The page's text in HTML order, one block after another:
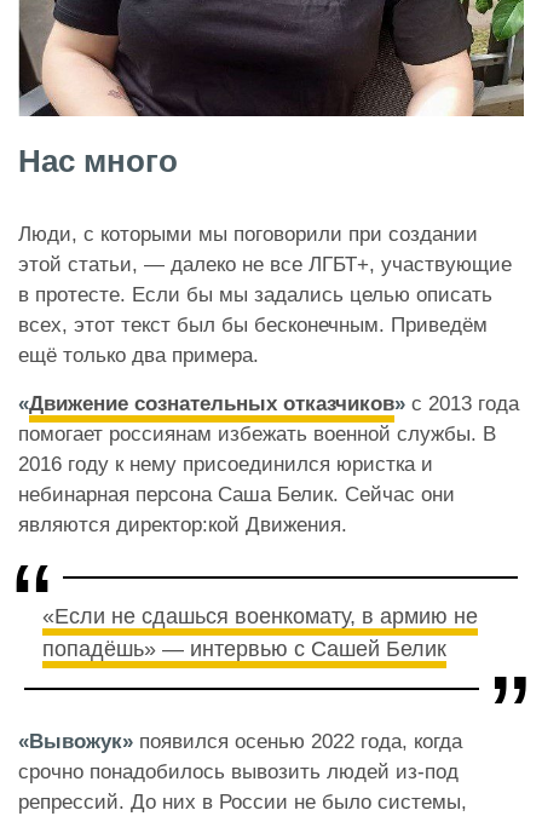
Нас много
Люди, с которыми мы поговорили при создании
этой статьи, — далеко не все ЛГБТ+, участвующие
в протесте. Если бы мы задались целью описать
всех, этот текст был бы бесконечным. Приведём
ещё только два примера.
«Движение сознательных отказчиков» с 2013 года
помогает россиянам избежать военной службы. В
2016 году к нему присоединился юристка и
небинарная персона Саша Белик. Сейчас они
являются директор:кой Движения.
«Если не сдашься военкомату, в армию не
попадёшь» — интервью с Сашей Белик
«Вывожук» появился осенью 2022 года, когда
срочно понадобилось вывозить людей из-под
репрессий. До них в России не было системы,